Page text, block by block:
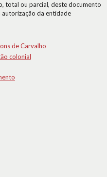
total ou parcial, deste documento
autorização da entidade
de Carvalho
colonial